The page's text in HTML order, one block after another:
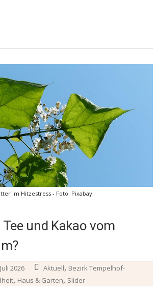
im Hitzestress - Foto: Pixabay
Tee und Kakao vom
2026 Aktuell, Bezirk Tempelhof-
, Haus & Garten, Slider